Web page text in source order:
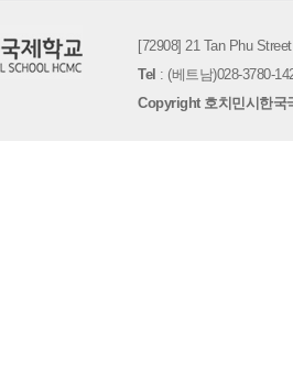
[72908] 21 Tan Phu
Tel : (베트남)028-3780-
Copyright 호치민시한국